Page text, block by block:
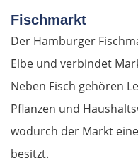
Fischmarkt
Der Hamburger
Elbe und verbindet
Neben Fisch gehören
Pflanzen und
wodurch der Markt
besitzt.